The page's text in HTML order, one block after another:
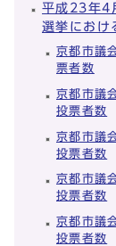
平成23年4
選挙におけ
京都市議
票者数
京都市議
投票者数
京都市議
投票者数
京都市議
投票者数
京都市議
投票者数